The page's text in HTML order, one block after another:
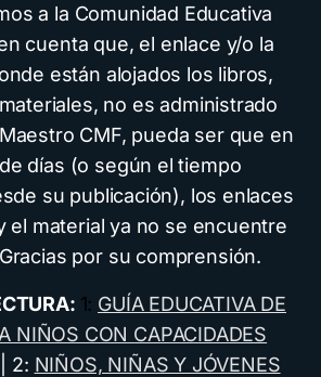
a la Comunidad Educativa
cuenta que, el enlace y/o la
están alojados los libros,
no es administrado
CMF, pueda ser que en
días (o según el tiempo
su publicación), los enlaces
el material ya no se encuentre
por su comprensión.
1: GUÍA EDUCATIVA DE
NIÑOS CON CAPACIDADES
| 2: NIÑOS, NIÑAS Y JÓVENES